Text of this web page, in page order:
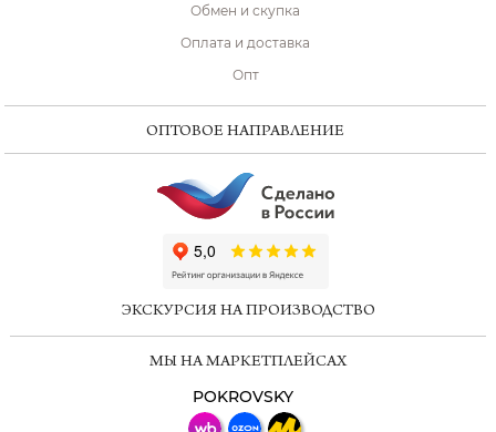
Обмен и скупка
Оплата и доставка
Опт
ОПТОВОЕ НАПРАВЛЕНИЕ
ЭКСКУРСИЯ НА ПРОИЗВОДСТВО
МЫ НА МАРКЕТПЛЕЙСАХ
POKROVSKY